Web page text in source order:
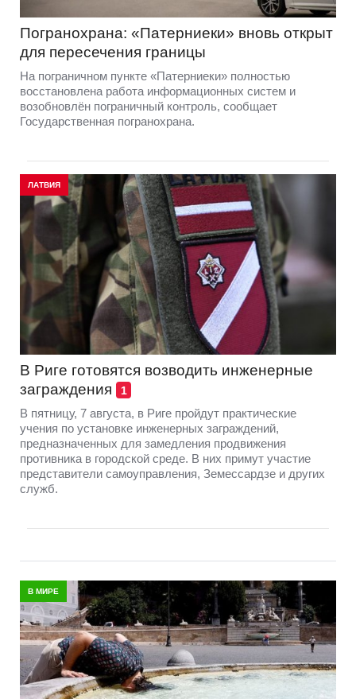
Погранохрана: «Патерниеки» вновь открыт
для пересечения границы
На пограничном пункте «Патерниеки» полностью
восстановлена работа информационных систем и
возобновлён пограничный контроль, сообщает
Государственная погранохрана.
ЛАТВИЯ
В Риге готовятся возводить инженерные
заграждения
1
В пятницу, 7 августа, в Риге пройдут практические
учения по установке инженерных заграждений,
предназначенных для замедления продвижения
противника в городской среде. В них примут участие
представители самоуправления, Земессардзе и других
служб.
В МИРЕ